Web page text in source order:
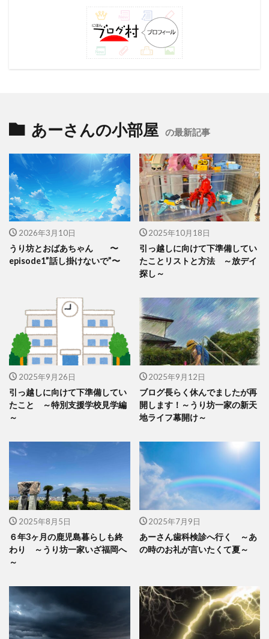
あーさんの小部屋 の最新記事
2026年3月10日
うり坊とおばあちゃん 〜
episode1”話し掛けないで”〜
2025年10月18日
引っ越しに向けて下準備してい
たことリストと方法 ～放デイ
探し～
2025年9月26日
引っ越しに向けて下準備してい
たこと ～特別支援学校見学編
～
2025年9月12日
ブログ長らく休んでましたが再
開します！～うり坊一家の新天
地ライフ幕開け～
2025年8月5日
６年3ヶ月の鹿児島暮らしも終
わり ～うり坊一家いざ福岡へ
～
2025年7月9日
あーさん歯科検診へ行く ～あ
の時のお礼が言いたくて夏～